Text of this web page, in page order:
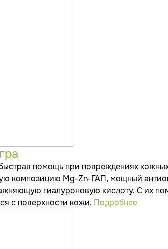
помощь при повреждениях
композицию Mg-Zn-ГАП, мощный
гиалуроновую кислоту. С их
с поверхности кожи. Подробнее